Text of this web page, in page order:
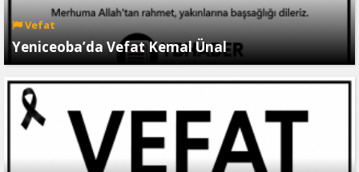
Vefat
Yeniceoba’da Vefat Kemal Ünal